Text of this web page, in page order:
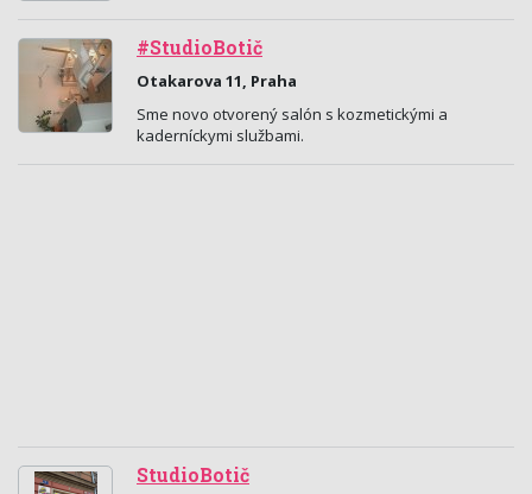
#StudioBotič
Otakarova 11, Praha
Sme novo otvorený salón s kozmetickými a
kaderníckymi službami.
StudioBotič